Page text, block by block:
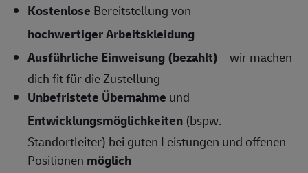
Kostenlose Bereitstellung von
hochwertiger Arbeitskleidung
Ausführliche Einweisung (bezahlt)– wir machen
dich fit für die Zustellung
Unbefristete Übernahme und
Entwicklungsmöglichkeiten (bspw.
Standortleiter) bei guten Leistungen und offenen
Positionen möglich